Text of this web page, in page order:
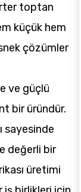
toptan
küçük hem
çözümler
ve güçlü
bir üründür.
sayesinde
değerli bir
üretimi